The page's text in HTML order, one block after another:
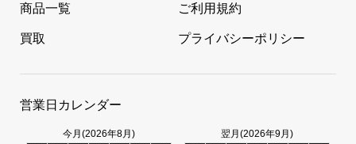
商品一覧
買取
ご利用規約
プライバシーポリシー
営業日カレンダー
今月(2026年8月)
翌月(2026年9月)